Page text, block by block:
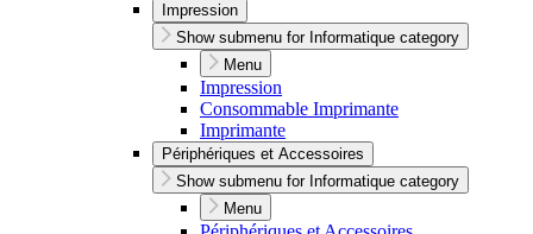
Impression
Show submenu for Informatique category
Menu
Impression
Consommable Imprimante
Imprimante
Périphériques et Accessoires
Show submenu for Informatique category
Menu